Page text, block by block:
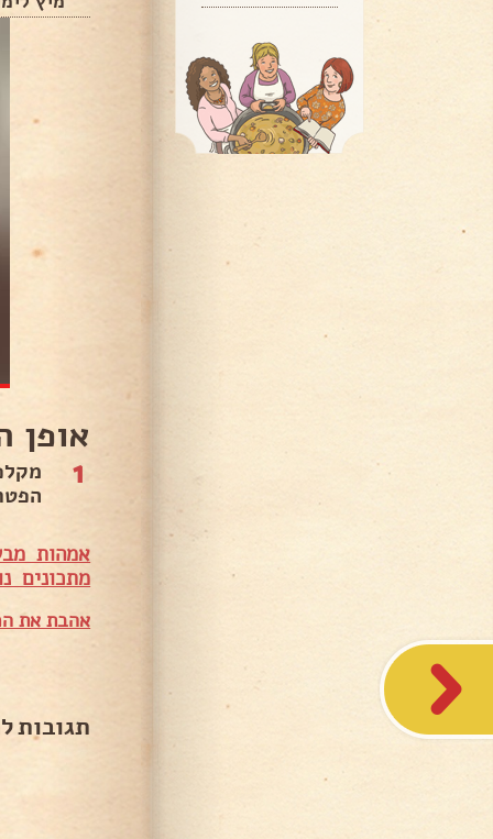
אופן
1
אמהות
מתכונים
אהבת את
תגובות